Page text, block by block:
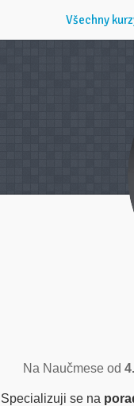
Všechny
Na Naučmese od
Specializuji se na